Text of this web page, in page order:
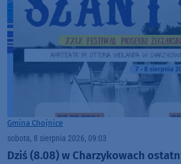
Gmina Chojnice
sobota, 8 sierpnia 2026, 09:03
Dziś (8.08) w Charzykowach